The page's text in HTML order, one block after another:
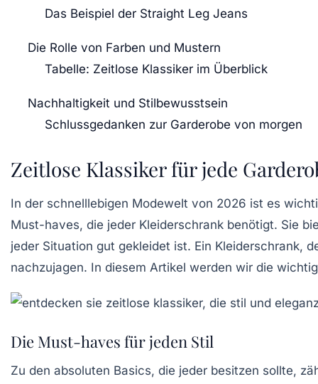
Das Beispiel der Straight Leg Jeans
Die Rolle von Farben und Mustern
Tabelle: Zeitlose Klassiker im Überblick
Nachhaltigkeit und Stilbewusstsein
Schlussgedanken zur Garderobe von morgen
Zeitlose Klassiker für jede
In der schnelllebigen Modewelt von 2026 ist es
Must-haves, die jeder Kleiderschrank benötigt. Sie
jeder Situation gut gekleidet ist. Ein Kleiderschrank,
nachzujagen. In diesem Artikel werden wir die
Die Must-haves für jeden Stil
Zu den absoluten Basics, die jeder besitzen sollte,